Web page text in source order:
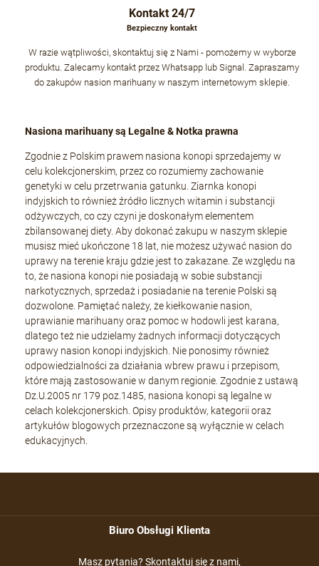
Kontakt 24/7
Bezpieczny kontakt
W razie wątpliwości, skontaktuj się z Nami - pomożemy w wyborze
produktu. Zalecamy kontakt przez Whatsapp lub Signal. Zapraszamy
do zakupów nasion marihuany w naszym internetowym sklepie.
Nasiona marihuany są Legalne & Notka prawna
Zgodnie z Polskim prawem nasiona konopi sprzedajemy w
celu kolekcjonerskim, przez co rozumiemy zachowanie
genetyki w celu przetrwania gatunku. Ziarnka konopi
indyjskich to również źródło licznych witamin i substancji
odżywczych, co czy czyni je doskonałym elementem
zbilansowanej diety. Aby dokonać zakupu w naszym sklepie
musisz mieć ukończone 18 lat, nie możesz używać nasion do
uprawy na terenie kraju gdzie jest to zakazane. Ze względu na
to, że nasiona konopi nie posiadają w sobie substancji
narkotycznych, sprzedaż i posiadanie na terenie Polski są
dozwolone. Pamiętać należy, że kiełkowanie nasion,
uprawianie marihuany oraz pomoc w hodowli jest karana,
dlatego też nie udzielamy żadnych informacji dotyczących
uprawy nasion konopi indyjskich. Nie ponosimy również
odpowiedzialności za działania wbrew prawu i przepisom,
które mają zastosowanie w danym regionie. Zgodnie z ustawą
Dz.U.2005 nr 179 poz.1485, nasiona konopi są legalne w
celach kolekcjonerskich. Opisy produktów, kategorii oraz
artykułów blogowych przeznaczone są wyłącznie w celach
edukacyjnych.
Biuro Obsługi Klienta
Masz pytania? Skontaktuj się z nami,